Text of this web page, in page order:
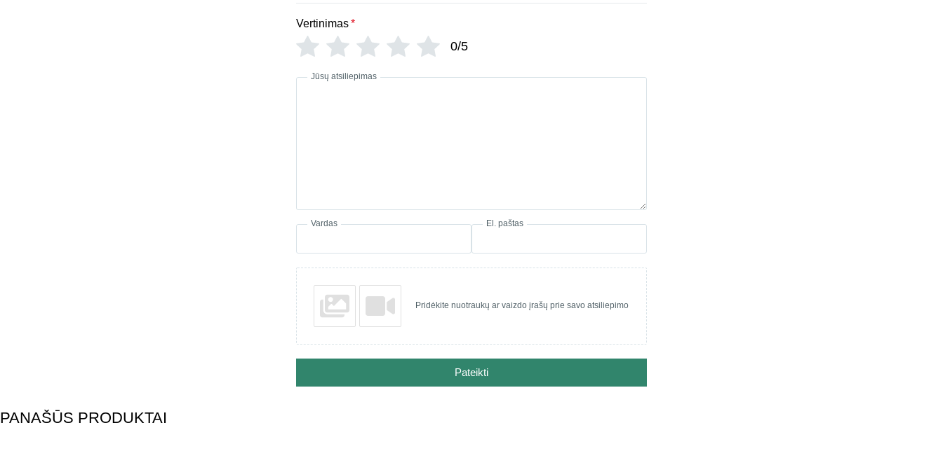
Vertinimas*
0/5
Jūsų atsiliepimas
Vardas El. paštas
Pridėkite nuotraukų ar vaizdo įrašų prie savo atsiliepimo
Pateikti
PANAŠŪS PRODUKTAI